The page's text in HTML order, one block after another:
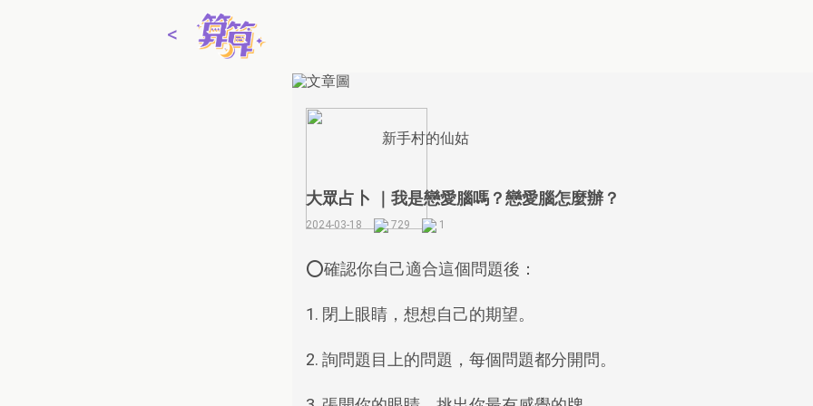
<
四面佛點燈
新手村的仙姑
大眾占卜 ｜我是戀愛腦嗎？戀愛腦怎麼辦？
2024-03-18 729 1
⭕️確認你自己適合這個問題後：
1. 閉上眼睛，想想自己的期望。
2. 詢問題目上的問題，每個問題都分開問。